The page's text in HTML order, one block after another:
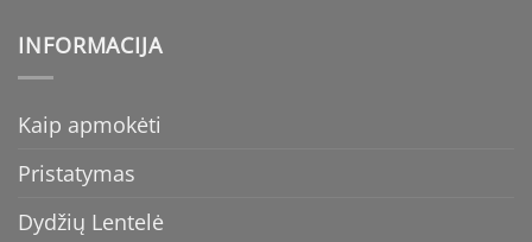
INFORMACIJA
Kaip apmokėti
Pristatymas
Dydžių Lentelė